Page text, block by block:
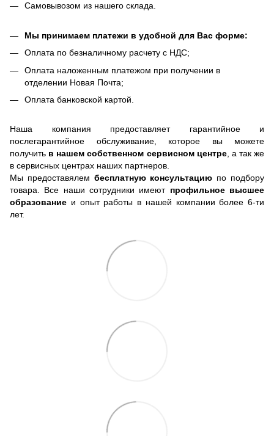
Самовывозом из нашего склада.
Мы принимаем платежи в удобной для Вас форме:
Оплата по безналичному расчету с НДС;
Оплата наложенным платежом при получении в
отделении Новая Почта;
Оплата банковской картой.
Наша компания предоставляет гарантийное и
послегарантийное обслуживание, которое вы можете
получить в нашем собственном сервисном центре, а так же
в сервисных центрах наших партнеров.
Мы предоставялем бесплатную консультацию по подбору
товара. Все наши сотрудники имеют профильное высшее
образование и опыт работы в нашей компании более 6-ти
лет.